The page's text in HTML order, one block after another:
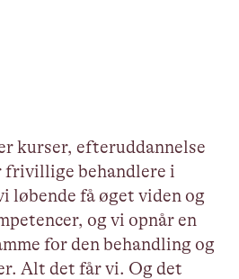
kurser, efteruddannelse
frivillige behandlere i
løbende få øget viden og
og vi opnår en
for den behandling og
Alt det får vi. Og det